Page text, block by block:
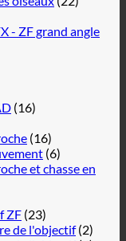
- ZF grand angle
(16)
(16)
(6)
et chasse en
ZF (23)
de l'objectif (2)